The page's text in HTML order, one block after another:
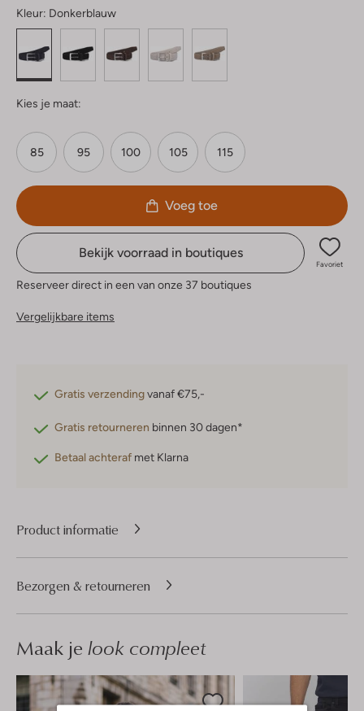
Kleur: Donkerblauw
Kies je maat:
85 95 100 105 115
Voeg toe
Bekijk voorraad in boutiques
Favoriet
Reserveer direct in een van onze 37 boutiques
Vergelijkbare items
Gratis verzendingvanaf €75,-
Gratis retourneren binnen 30 dagen*
Betaal achteraf met Klarna
Product informatie
Bezorgen & retourneren
Maak je look compleet